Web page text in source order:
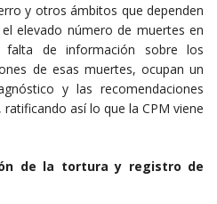
y otros ámbitos que dependen
elevado número de muertes en
de información sobre los
de esas muertes, ocupan un
y las recomendaciones
así lo que la CPM viene
de la tortura y registro de